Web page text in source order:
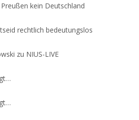
kein Deutschland
rechtlich bedeutungslos
zu NIUS-LIVE